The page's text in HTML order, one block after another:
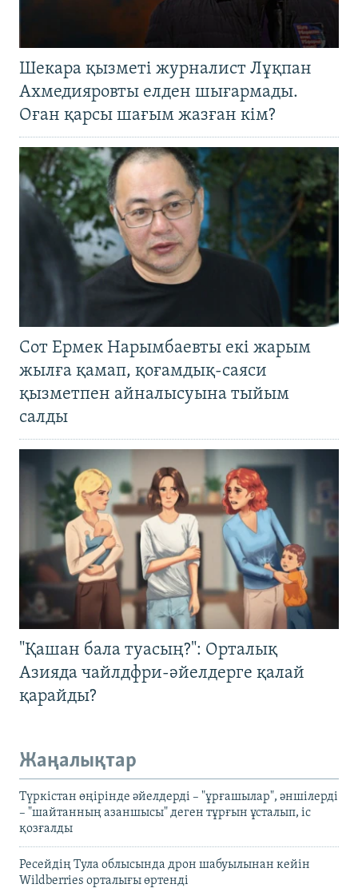
Шекара қызметі журналист Лұқпан
Ахмедияровты елден шығармады.
Оған қарсы шағым жазған кім?
Сот Ермек Нарымбаевты екі жарым
жылға қамап, қоғамдық-саяси
қызметпен айналысуына тыйым
салды
"Қашан бала туасың?": Орталық
Азияда чайлдфри-әйелдерге қалай
қарайды?
Жаңалықтар
Түркістан өңірінде әйелдерді – "ұрғашылар", әншілерді
– "шайтанның азаншысы" деген тұрғын ұсталып, іс
қозғалды
Ресейдің Тула облысында дрон шабуылынан кейін
Wildberries орталығы өртенді